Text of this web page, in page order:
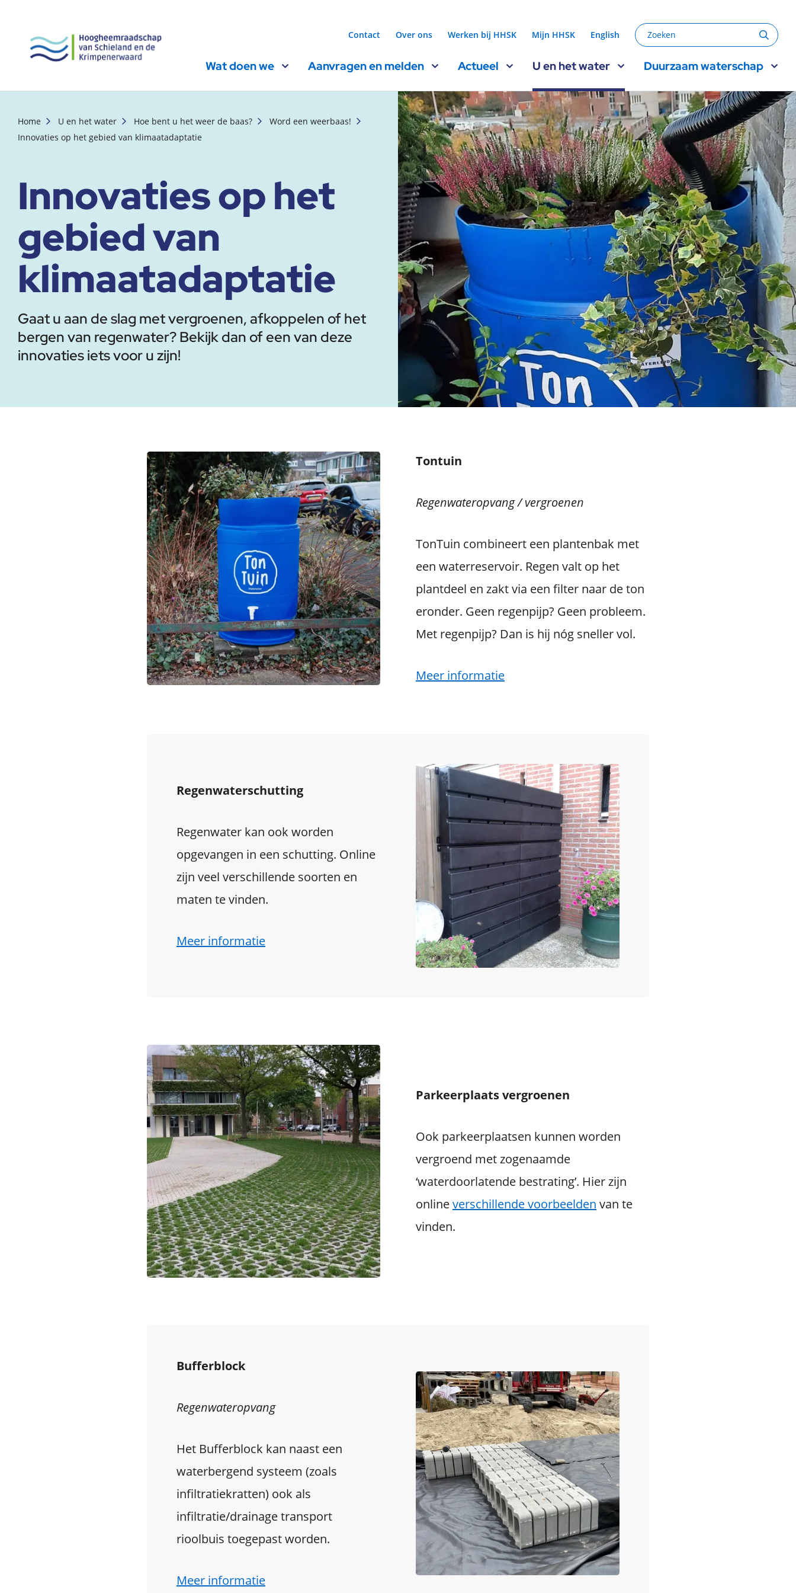
Contact Over ons Werken bij HHSK Mijn HHSK English Zoeken
Wat doen we Aanvragen en melden Actueel U en het water Duurzaam waterschap
Home U en het water Hoe bent u het weer de baas?
Word een weerbaas!
Innovaties op het gebied van klimaatadaptatie
Innovaties op het
gebied van
klimaatadaptatie
Gaat u aan de slag met vergroenen, afkoppelen of het
bergen van regenwater? Bekijk dan of een van deze
innovaties iets voor u zijn!
Tontuin
Regenwateropvang / vergroenen
TonTuin combineert een plantenbak met
een waterreservoir. Regen valt op het
plantdeel en zakt via een filter naar de ton
eronder. Geen regenpijp? Geen probleem.
Met regenpijp? Dan is hij nóg sneller vol.
Meer informatie
Regenwaterschutting
Regenwater kan ook worden
opgevangen in een schutting. Online
zijn veel verschillende soorten en
maten te vinden.
Meer informatie
Parkeerplaats vergroenen
Ook parkeerplaatsen kunnen worden
vergroend met zogenaamde
‘waterdoorlatende bestrating’. Hier zijn
onlineverschillende voorbeelden van te
vinden.
Bufferblock
Regenwateropvang
Het Bufferblock kan naast een
waterbergend systeem (zoals
infiltratiekratten) ook als
infiltratie/drainage transport
rioolbuis toegepast worden.
Meer informatie